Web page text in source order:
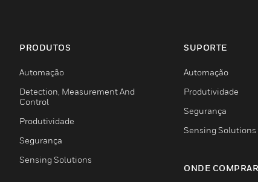
PRODUTOS
Automação
Detection, Measurement And
Control
Produtividade
Segurança
Sensing Solutions
SUPORTE
Automação
Produtividade
Segurança
Sensing Solutions
ONDE COMPRAR